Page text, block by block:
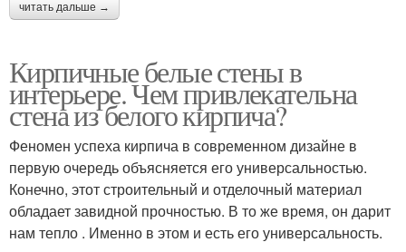
читать дальше →
Кирпичные белые стены в
интерьере. Чем привлекательна
стена из белого кирпича?
Феномен успеха кирпича в современном дизайне в
первую очередь объясняется его универсальностью.
Конечно, этот строительный и отделочный материал
обладает завидной прочностью. В то же время, он дарит
нам тепло . Именно в этом и есть его универсальность.